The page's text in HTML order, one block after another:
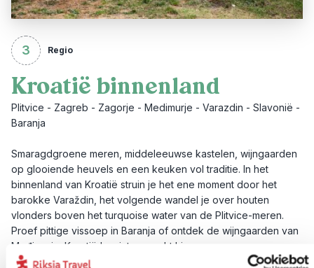
3 Regio
Kroatië binnenland
Plitvice - Zagreb - Zagorje - Medimurje - Varazdin - Slavonië -
Baranja
Smaragdgroene meren, middeleeuwse kastelen, wijngaarden
op glooiende heuvels en een keuken vol traditie. In het
binnenland van Kroatië struin je het ene moment door het
barokke Varaždin, het volgende wandel je over houten
vlonders boven het turquoise water van de Plitvice-meren.
Proef pittige vissoep in Baranja of ontdek de wijngaarden van
Međimurje. Kroatië begint pas echt hier.